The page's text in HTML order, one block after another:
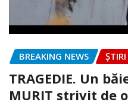
BREAKING NEWS
TRAGEDIE. Un
MURIT strivit de